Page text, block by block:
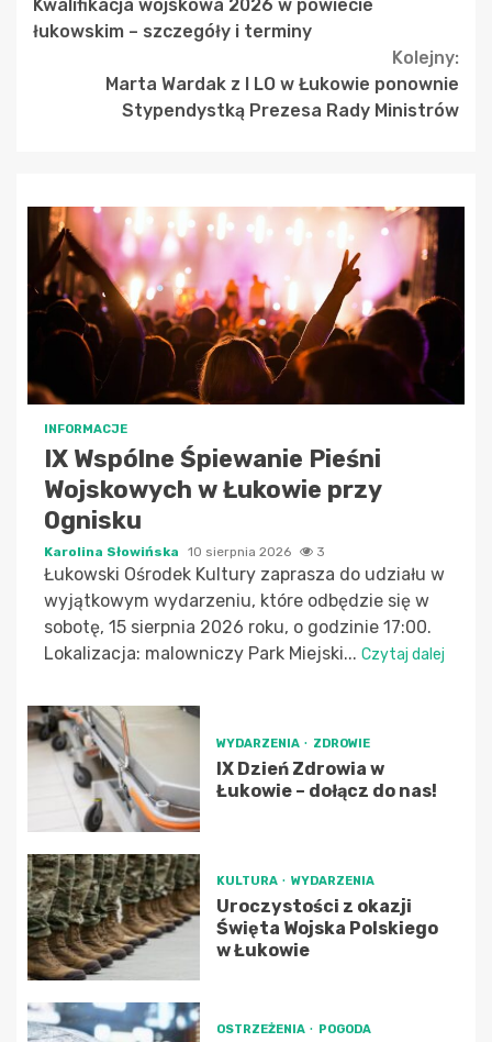
Reading
Kwalifikacja wojskowa 2026 w powiecie
łukowskim – szczegóły i terminy
Kolejny:
Marta Wardak z I LO w Łukowie ponownie
Stypendystką Prezesa Rady Ministrów
INFORMACJE
IX Wspólne Śpiewanie Pieśni
Wojskowych w Łukowie przy
Ognisku
Karolina Słowińska 10 sierpnia 2026 3
Łukowski Ośrodek Kultury zaprasza do udziału w
wyjątkowym wydarzeniu, które odbędzie się w
sobotę, 15 sierpnia 2026 roku, o godzinie 17:00.
Lokalizacja: malowniczy Park Miejski... Czytaj dalej
WYDARZENIA ZDROWIE
IX Dzień Zdrowia w
Łukowie – dołącz do nas!
KULTURA WYDARZENIA
Uroczystości z okazji
Święta Wojska Polskiego
w Łukowie
OSTRZEŻENIA POGODA